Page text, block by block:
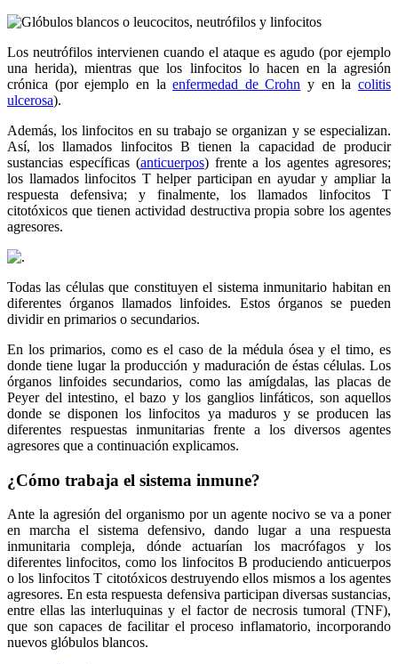
Los neutrófilos intervienen cuando el ataque es agudo (por ejemplo
una herida), mientras que los linfocitos lo hacen en la agresión
crónica (por ejemplo en laenfermedad de Crohn y en lacolitis
ulcerosa).
Además, los linfocitos en su trabajo se organizan y se especializan.
Así, los llamados linfocitos B tienen la capacidad de producir
sustancias específicas (anticuerpos) frente a los agentes agresores;
los llamados linfocitos T helper participan en ayudar y ampliar la
respuesta defensiva; y finalmente, los llamados linfocitos T
citotóxicos que tienen actividad destructiva propia sobre los agentes
agresores.
Todas las células que constituyen el sistema inmunitario habitan en
diferentes órganos llamados linfoides. Estos órganos se pueden
dividir en primarios o secundarios.
En los primarios, como es el caso de la médula ósea y el timo, es
donde tiene lugar la producción y maduración de éstas células. Los
órganos linfoides secundarios, como las amígdalas, las placas de
Peyer del intestino, el bazo y los ganglios linfáticos, son aquellos
donde se disponen los linfocitos ya maduros y se producen las
diferentes respuestas inmunitarias frente a los diversos agentes
agresores que a continuación explicamos.
¿Cómo trabaja el sistema inmune?
Ante la agresión del organismo por un agente nocivo se va a poner
en marcha el sistema defensivo, dando lugar a una respuesta
inmunitaria compleja, dónde actuarían los macrófagos y los
diferentes linfocitos, como los linfocitos B produciendo anticuerpos
o los linfocitos T citotóxicos destruyendo ellos mismos a los agentes
agresores. En esta respuesta defensiva participan diversas sustancias,
entre ellas las interluquinas y el factor de necrosis tumoral (TNF),
que son capaces de facilitar el proceso inflamatorio, incorporando
nuevos glóbulos blancos.